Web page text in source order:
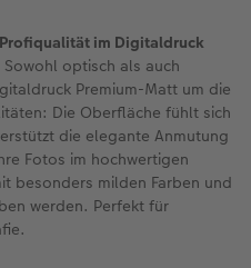
im Digitaldruck
optisch als auch
Premium-Matt um die
Die Oberfläche fühlt sich
die elegante Anmutung
Fotos im hochwertigen
besonders milden Farben und
werden. Perfekt für